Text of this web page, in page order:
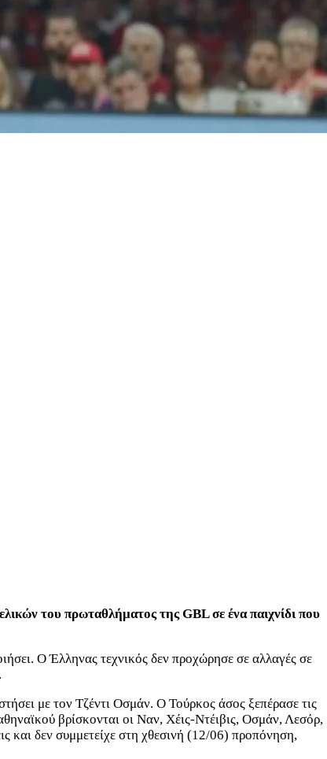
του πρωταθλήματος της GBL σε ένα παιχνίδι που
Ο Έλληνας τεχνικός δεν προχώρησε σε αλλαγές σε
με τον Τζέντι Οσμάν. Ο Τούρκος άσος ξεπέρασε τις
βρίσκονται οι Ναν, Χέις-Ντέιβις, Οσμάν, Λεσόρ,
και δεν συμμετείχε στη χθεσινή (12/06) προπόνηση,